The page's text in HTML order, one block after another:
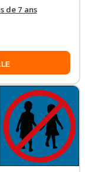
de 7 ans